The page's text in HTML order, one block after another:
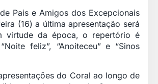
Pais e Amigos dos Excepcionais
(16) a última apresentação será
virtude da época, o repertório é
feliz”, “Anoiteceu” e “Sinos
do Coral ao longo de